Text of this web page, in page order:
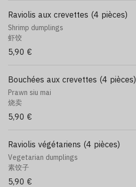
Raviolis aux crevettes (4 pièces)
Shrimp dumplings
虾饺
5,90 €
Bouchées aux crevettes (4 pièces)
Prawn siu mai
烧卖
5,90 €
Raviolis végétariens (4 pièces)
Vegetarian dumplings
素饺子
5,90 €